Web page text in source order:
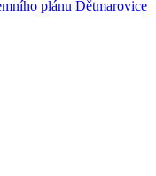
plánu Dětmarovice